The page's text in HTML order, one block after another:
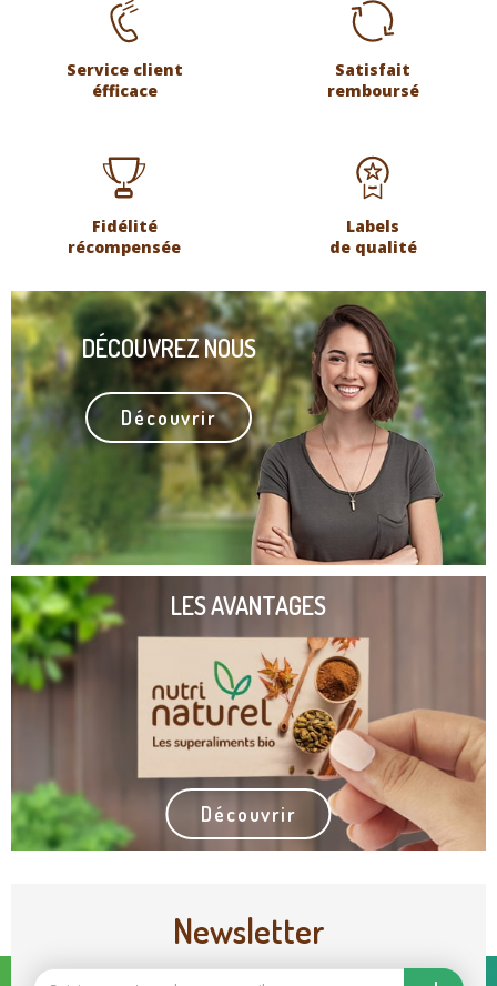
Service client
éfficace
Satisfait
remboursé
Fidélité
récompensée
Labels
de qualité
DÉCOUVREZ NOUS
Découvrir
LES AVANTAGES
Découvrir
Newsletter